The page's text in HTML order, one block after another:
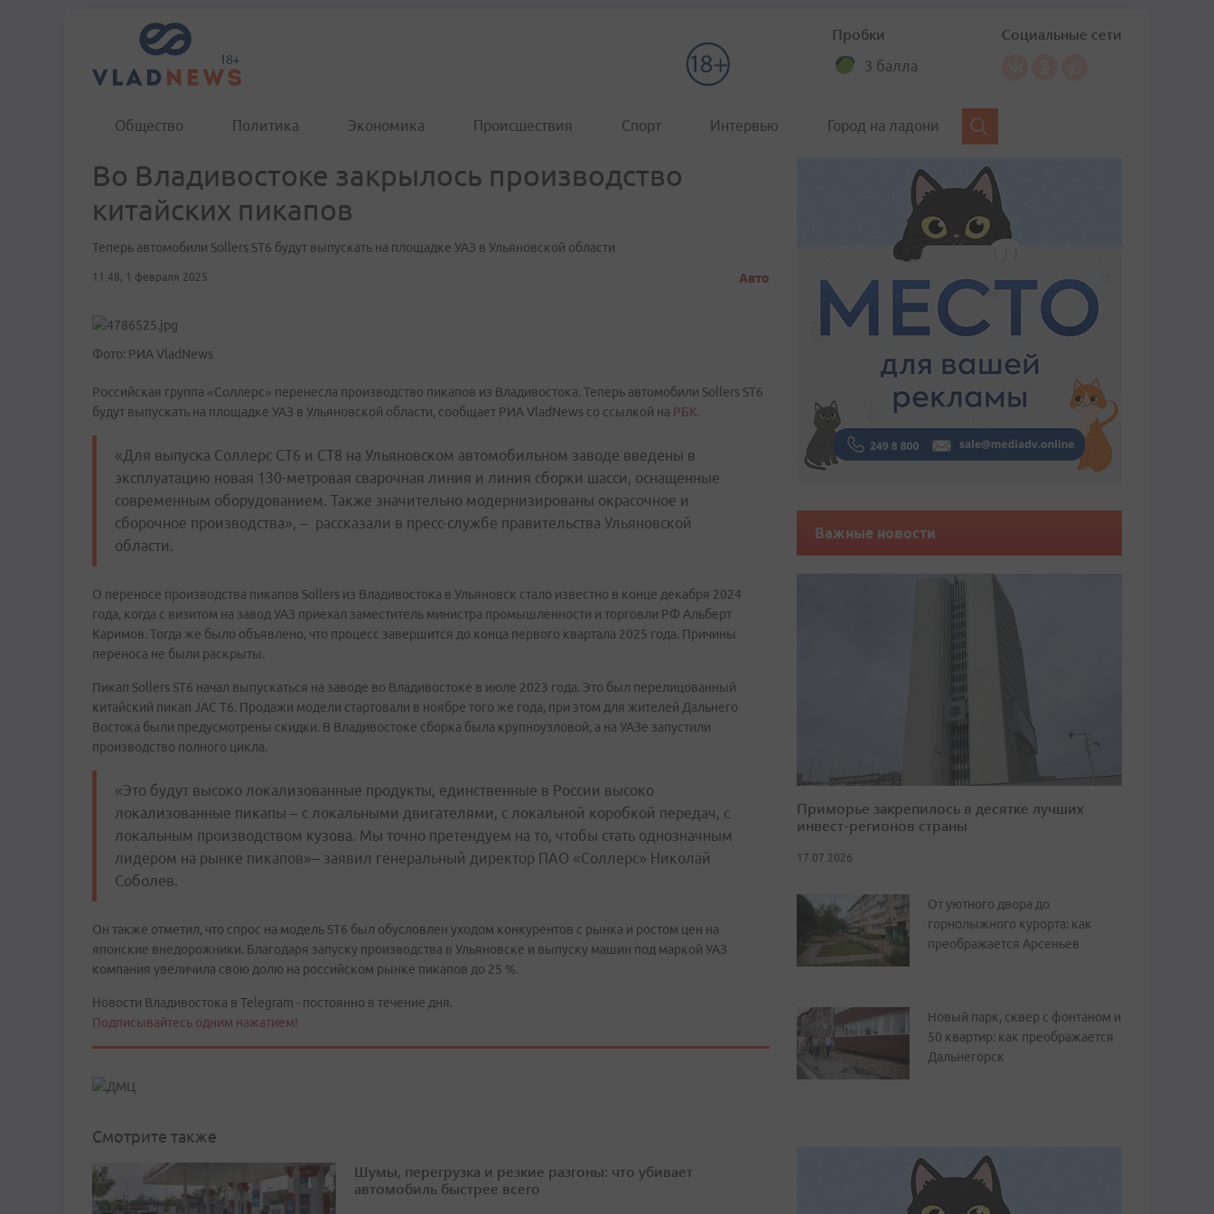
Пробки
3 балла
Социальные сети
Общество Политика Экономика Происшествия Спорт Интервью Город на ладони
Во Владивостоке закрылось производство
китайских пикапов
Теперь автомобили Sollers ST6 будут выпускать на площадке УАЗ в Ульяновской области
11:48, 1 февраля 2025 Авто
Фото: РИА VladNews
Российская группа «Соллерс» перенесла производство пикапов из Владивостока. Теперь автомобили Sollers ST6
будут выпускать на площадке УАЗ в Ульяновской области, сообщает РИА VladNews со ссылкой на РБК.
«Для выпуска Соллерс СТ6 и СТ8 на Ульяновском автомобильном заводе введены в
эксплуатацию новая 130-метровая сварочная линия и линия сборки шасси, оснащенные
современным оборудованием. Также значительно модернизированы окрасочное и
сборочное производства», – рассказали в пресс-службе правительства Ульяновской
области.
О переносе производства пикапов Sollers из Владивостока в Ульяновск стало известно в конце декабря 2024
года, когда с визитом на завод УАЗ приехал заместитель министра промышленности и торговли РФ Альберт
Каримов. Тогда же было объявлено, что процесс завершится до конца первого квартала 2025 года. Причины
переноса не были раскрыты.
Пикап Sollers ST6 начал выпускаться на заводе во Владивостоке в июле 2023 года. Это был перелицованный
китайский пикап JAC T6. Продажи модели стартовали в ноябре того же года, при этом для жителей Дальнего
Востока были предусмотрены скидки. В Владивостоке сборка была крупноузловой, а на УАЗе запустили
производство полного цикла.
«Это будут высоко локализованные продукты, единственные в России высоко
локализованные пикапы – с локальными двигателями, с локальной коробкой передач, с
локальным производством кузова. Мы точно претендуем на то, чтобы стать однозначным
лидером на рынке пикапов»– заявил генеральный директор ПАО «Соллерс» Николай
Соболев.
Он также отметил, что спрос на модель ST6 был обусловлен уходом конкурентов с рынка и ростом цен на
японские внедорожники. Благодаря запуску производства в Ульяновске и выпуску машин под маркой УАЗ
компания увеличила свою долю на российском рынке пикапов до 25 %.
Новости Владивостока в Telegram - постоянно в течение дня.
Подписывайтесь одним нажатием!
Смотрите также
Шумы, перегрузка и резкие разгоны: что убивает
автомобиль быстрее всего
Важные новости
Приморье закрепилось в десятке лучших
инвест-регионов страны
17.07.2026
От уютного двора до
горнолыжного курорта: как
преображается Арсеньев
Новый парк, сквер с фонтаном и
50 квартир: как преображается
Дальнегорск